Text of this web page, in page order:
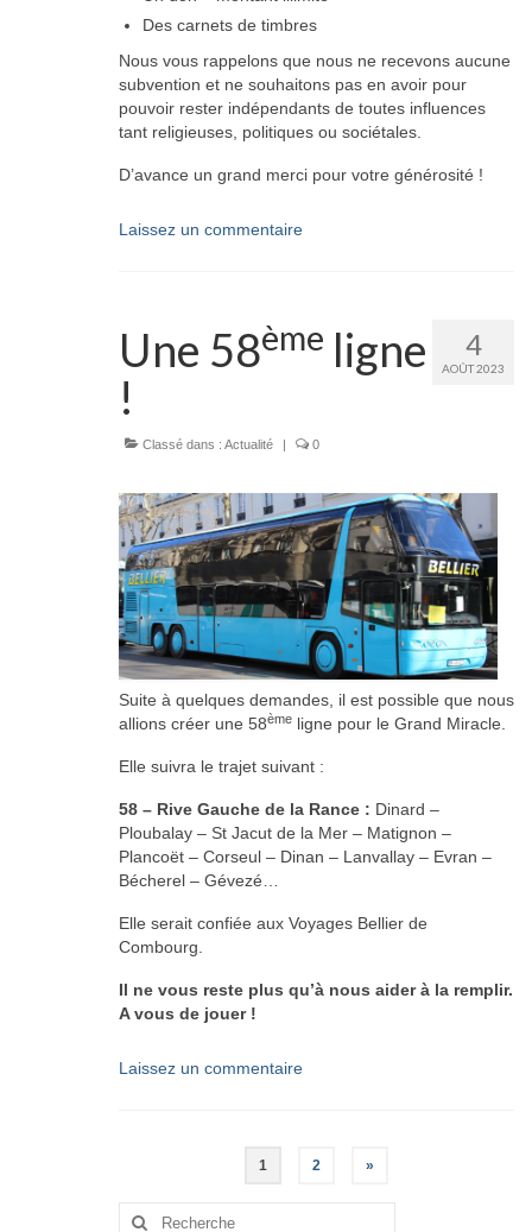
Des carnets de timbres
Nous vous rappelons que nous ne recevons aucune
subvention et ne souhaitons pas en avoir pour
pouvoir rester indépendants de toutes influences
tant religieuses, politiques ou sociétales.
D’avance un grand merci pour votre générosité !
Laissez un commentaire
4
AOÛT 2023
Une 58ème ligne
!
Classé dans : Actualité | 0
Suite à quelques demandes, il est possible que nous
allions créer une 58ème ligne pour le Grand Miracle.
Elle suivra le trajet suivant :
58 – Rive Gauche de la Rance : Dinard –
Ploubalay – St Jacut de la Mer – Matignon –
Plancoët – Corseul – Dinan – Lanvallay – Evran –
Bécherel – Gévezé…
Elle serait confiée aux Voyages Bellier de
Combourg.
Il ne vous reste plus qu’à nous aider à la remplir.
A vous de jouer !
Laissez un commentaire
des
1 2 »
Rechercher